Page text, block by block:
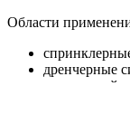
Области
дренчерные
внутренний